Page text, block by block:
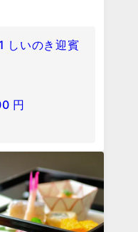
しいのき迎賓
円